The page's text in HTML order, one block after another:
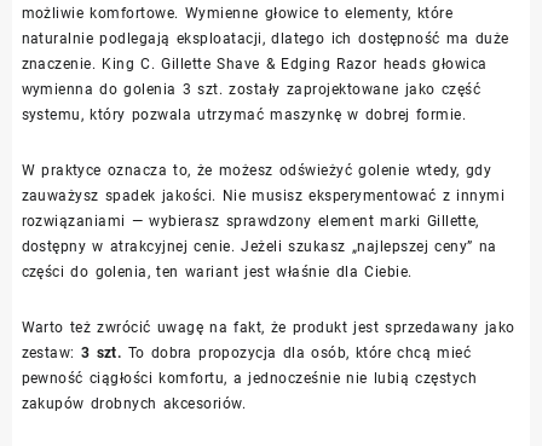
możliwie komfortowe. Wymienne głowice to elementy, które
naturalnie podlegają eksploatacji, dlatego ich dostępność ma duże
znaczenie. King C. Gillette Shave & Edging Razor heads głowica
wymienna do golenia 3 szt. zostały zaprojektowane jako część
systemu, który pozwala utrzymać maszynkę w dobrej formie.
W praktyce oznacza to, że możesz odświeżyć golenie wtedy, gdy
zauważysz spadek jakości. Nie musisz eksperymentować z innymi
rozwiązaniami — wybierasz sprawdzony element marki Gillette,
dostępny w atrakcyjnej cenie. Jeżeli szukasz „najlepszej ceny” na
części do golenia, ten wariant jest właśnie dla Ciebie.
Warto też zwrócić uwagę na fakt, że produkt jest sprzedawany jako
zestaw: 3 szt. To dobra propozycja dla osób, które chcą mieć
pewność ciągłości komfortu, a jednocześnie nie lubią częstych
zakupów drobnych akcesoriów.